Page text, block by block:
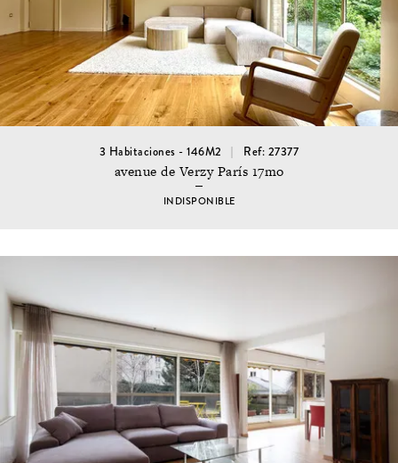
3 Habitaciones - 146M2 Ref: 27377
avenue de Verzy París 17mo
INDISPONIBLE